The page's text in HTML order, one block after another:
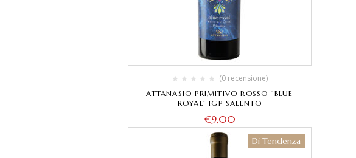
(0 recensione)
ATTANASIO PRIMITIVO ROSSO “BLUE
ROYAL” IGP SALENTO
€9,00
Di Tendenza